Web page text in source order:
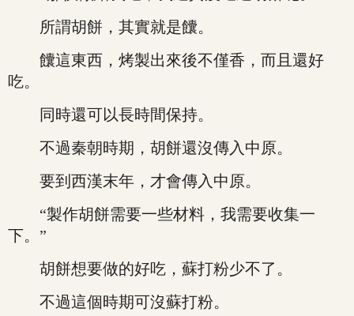
所謂胡餅，其實就是饢。
饢這東西，烤製出來後不僅香，而且還好
吃。
同時還可以長時間保持。
不過秦朝時期，胡餅還沒傳入中原。
要到西漢末年，才會傳入中原。
“製作胡餅需要一些材料，我需要收集一
下。”
胡餅想要做的好吃，蘇打粉少不了。
不過這個時期可沒蘇打粉。